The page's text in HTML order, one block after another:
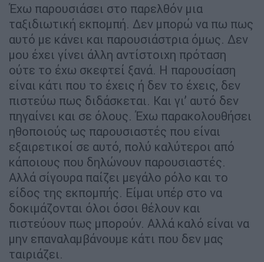
Έχω παρουσιάσει στο παρελθόν μια
ταξιδιωτική εκπομπή. Δεν μπορώ να πω πως
αυτό με κάνει και παρουσιάστρια όμως. Δεν
μου έχει γίνει άλλη αντίστοιχη πρόταση
ούτε το έχω σκεφτεί ξανά. Η παρουσίαση
είναι κάτι που το έχεις ή δεν το έχεις, δεν
πιστεύω πως διδάσκεται. Και γι’ αυτό δεν
πηγαίνει και σε όλους. Έχω παρακολουθήσει
ηθοποιούς ως παρουσιαστές που είναι
εξαιρετικοί σε αυτό, πολύ καλύτεροι από
κάποιους που δηλώνουν παρουσιαστές.
Αλλά σίγουρα παίζει μεγάλο ρόλο και το
είδος της εκπομπής. Είμαι υπέρ στο να
δοκιμάζονται όλοι όσοι θέλουν και
πιστεύουν πως μπορούν. Αλλά καλό είναι να
μην επαναλαμβάνουμε κάτι που δεν μας
ταιριάζει.